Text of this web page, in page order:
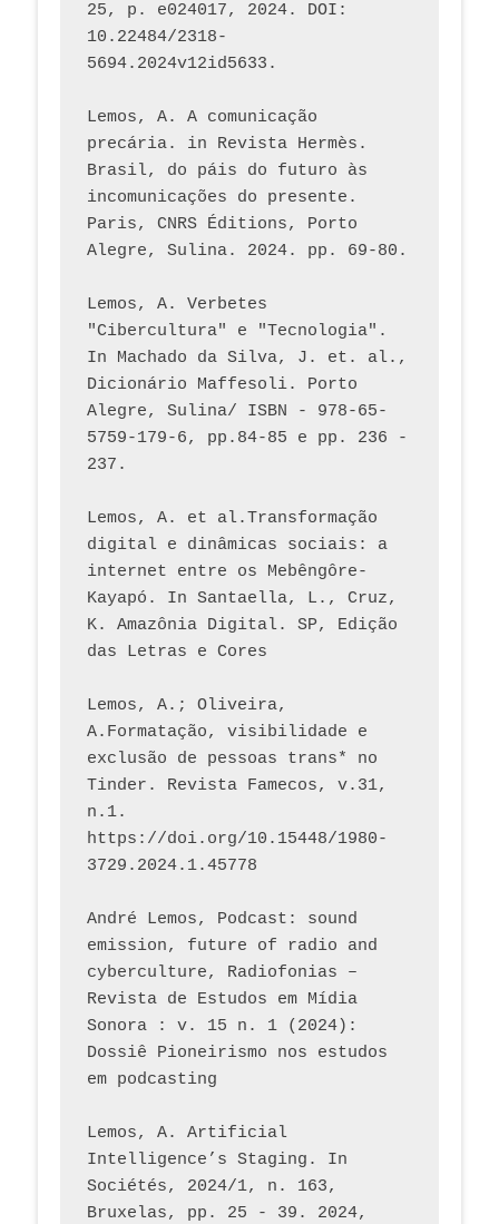
25, p. e024017, 2024. DOI:
10.22484/2318-
5694.2024v12id5633.
Lemos, A. A comunicação
precária. in Revista Hermès.
Brasil, do páis do futuro às
incomunicações do presente.
Paris, CNRS Éditions, Porto
Lemos, A. Verbetes
"Cibercultura" e "Tecnologia".
In Machado da Silva, J. et. al.,
Dicionário Maffesoli. Porto
Alegre, Sulina/ ISBN - 978-65-
5759-179-6, pp.84-85 e pp. 236 -
237.
Lemos, A. et al.Transformação
digital e dinâmicas sociais: a
internet entre os Mebêngôre-
Kayapó. In Santaella, L., Cruz,
K. Amazônia Digital. SP, Edição
das Letras e Cores
Lemos, A.; Oliveira,
A.Formatação, visibilidade e
exclusão de pessoas trans* no
Tinder. Revista Famecos, v.31,
n.1.
https://doi.org/10.15448/1980-
3729.2024.1.45778
André Lemos, Podcast: sound
emission, future of radio and
cyberculture, Radiofonias –
Revista de Estudos em Mídia
Sonora : v. 15 n. 1 (2024):
Dossiê Pioneirismo nos estudos
em podcasting
Lemos, A. Artificial
Intelligence’s Staging. In
Sociétés, 2024/1, n. 163,
Bruxelas, pp. 25 - 39. 2024,